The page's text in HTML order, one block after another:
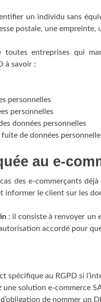
un individu sans
postale, une
entreprises qui
à savoir :
personnelles
personnelles
données personnelles
de données
au e-
des e-commerçants
informer le client sur les
: il consiste à renvoyer un
accordé pour
spécifique au RGPD si
une solution e-commerce
d’obligation de nommer